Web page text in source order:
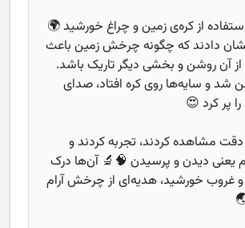
از کره‌ی زمین و چراغ خورشید 🌍
دادند که چگونه چرخش زمین باعث
آن روشن و بخشی دیگر تاریک باشد.
شد و سایه‌ها روی کره افتاد، صدای
پر کرد 😍
دقت مشاهده کردند، تجربه کردند و
یعنی دیدن و پرسیدن 🧠🔬 آن‌ها درک
غروب خورشید، هدیه‌ای از چرخش آرام